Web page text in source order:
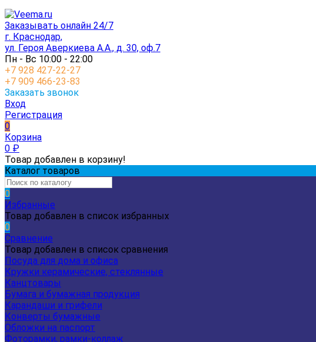
Заказывать онлайн 24/7
г. Краснодар,
ул. Героя Аверкиева А.А., д. 30, оф.7
Пн - Вс 10:00 - 22:00
+7 928 427-22-27
+7 909 466-23-83
Заказать звонок
Вход
Регистрация
0
Корзина
0 ₽
Товар добавлен в корзину!
Каталог товаров
0
Избранные
Товар добавлен в список избранных
0
Сравнение
Товар добавлен в список сравнения
Посуда для дома и офиса
Кружки керамические, стеклянные
Канцтовары
Бумага и бумажная продукция
Карандаши и грифели
Конверты бумажные
Обложки на паспорт
Фоторамки, рамки-коллаж